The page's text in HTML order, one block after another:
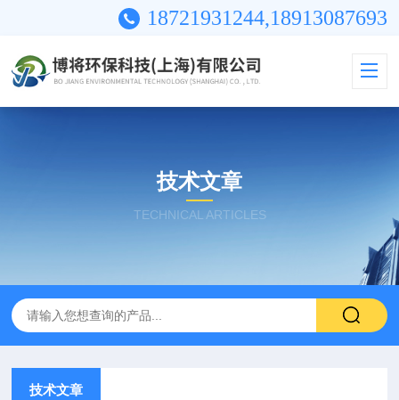
18721931244,18913087693
技术文章
TECHNICAL ARTICLES
技术文章